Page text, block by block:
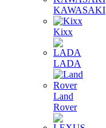
KAWASAKI
Kixx
LADA
Land
Rover